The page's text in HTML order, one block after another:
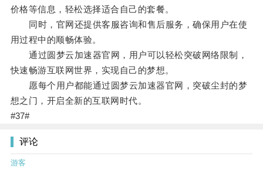
价格等信息，轻松选择适合自己的套餐。
同时，官网还提供客服咨询和售后服务，确保用户在使
用过程中的顺畅体验。
通过圆梦云加速器官网，用户可以轻松突破网络限制，
快速畅游互联网世界，实现自己的梦想。
愿每个用户都能通过圆梦云加速器官网，突破尘封的梦
想之门，开启全新的互联网时代。
#37#
评论
游客